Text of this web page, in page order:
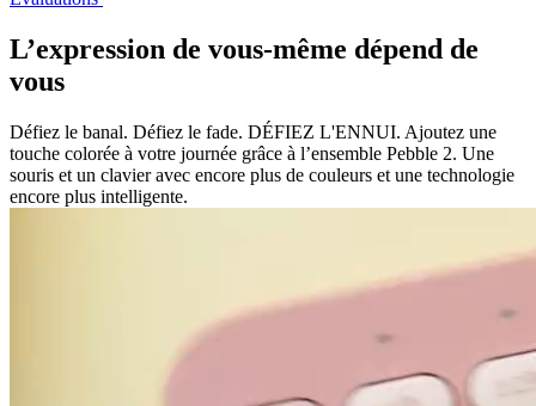
L’expression de vous-même dépend de
vous
Défiez le banal. Défiez le fade. DÉFIEZ L'ENNUI. Ajoutez une
touche colorée à votre journée grâce à l’ensemble Pebble 2. Une
souris et un clavier avec encore plus de couleurs et une technologie
encore plus intelligente.